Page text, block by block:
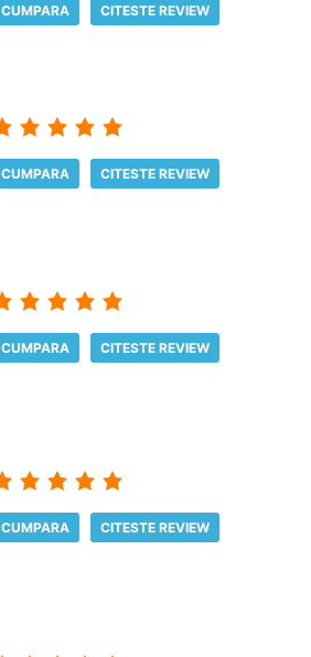
CUMPARA CITESTE REVIEW
CUMPARA CITESTE REVIEW
CUMPARA CITESTE REVIEW
CUMPARA CITESTE REVIEW